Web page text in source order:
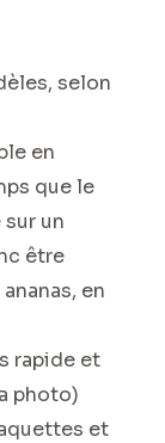
selon
en
que le
un
être
en
rapide et
photo)
et